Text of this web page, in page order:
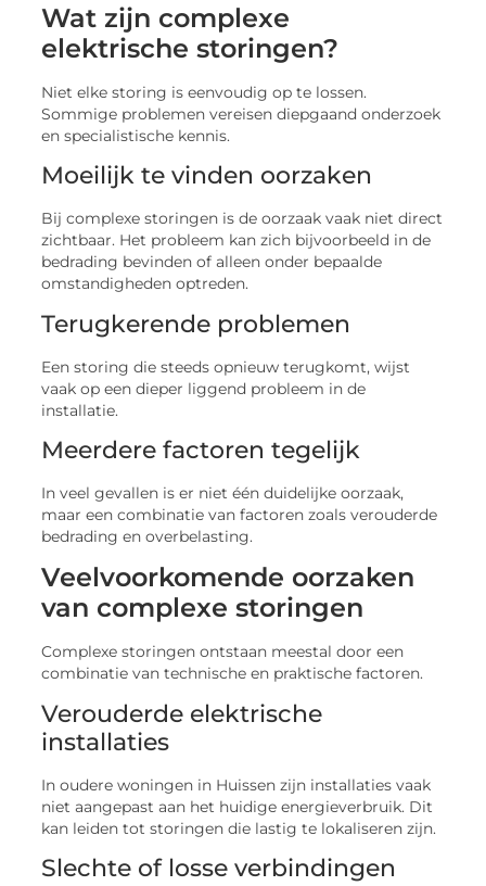
Wat zijn complexe
elektrische storingen?
Niet elke storing is eenvoudig op te lossen.
Sommige problemen vereisen diepgaand onderzoek
en specialistische kennis.
Moeilijk te vinden oorzaken
Bij complexe storingen is de oorzaak vaak niet direct
zichtbaar. Het probleem kan zich bijvoorbeeld in de
bedrading bevinden of alleen onder bepaalde
omstandigheden optreden.
Terugkerende problemen
Een storing die steeds opnieuw terugkomt, wijst
vaak op een dieper liggend probleem in de
installatie.
Meerdere factoren tegelijk
In veel gevallen is er niet één duidelijke oorzaak,
maar een combinatie van factoren zoals verouderde
bedrading en overbelasting.
Veelvoorkomende oorzaken
van complexe storingen
Complexe storingen ontstaan meestal door een
combinatie van technische en praktische factoren.
Verouderde elektrische
installaties
In oudere woningen in Huissen zijn installaties vaak
niet aangepast aan het huidige energieverbruik. Dit
kan leiden tot storingen die lastig te lokaliseren zijn.
Slechte of losse verbindingen